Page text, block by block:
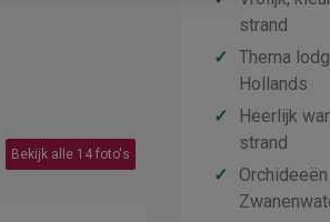
Bekijk alle 14 foto's
strand
✓
Thema
Hollands
✓
Heerlijk
strand
✓